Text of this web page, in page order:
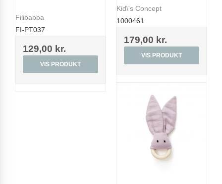
Filibabba
FI-PT037
129,00 kr.
VIS PRODUKT
Kid\'s Concept
1000461
179,00 kr.
VIS PRODUKT